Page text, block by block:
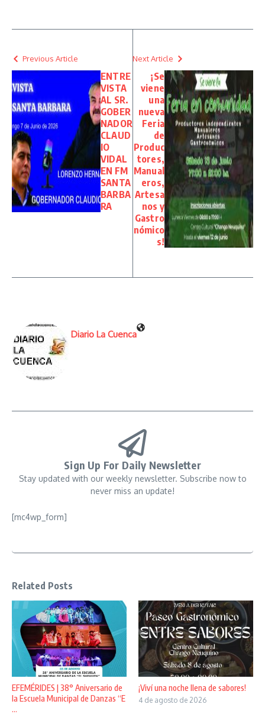
Previous Article
ENTRE
VISTA
AL SR.
GOBER
NADOR
CLAUD
IO
VIDAL
EN FM
SANTA
BARBA
RA
Next Article
¡Se
viene
una
nueva
Feria
de
Produc
tores,
Manual
eros,
Artesa
nos y
Gastro
nómico
s!
Diario La Cuenca
Sign Up For Daily Newsletter
Stay updated with our weekly newsletter. Subscribe now to
never miss an update!
[mc4wp_form]
Related Posts
EFEMÉRIDES | 38° Aniversario de
la Escuela Municipal de Danzas “E
...
¡Viví una noche llena de sabores!
4 de agosto de 2026